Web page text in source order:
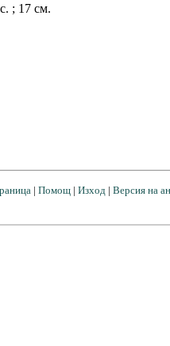
; 17 см.
| Помощ| Изход| Версия на